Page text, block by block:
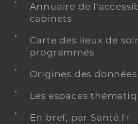
Annuaire de
cabinets
Carte des lieux de
programmés
Origines des
Les espaces
En bref, par Santé.fr